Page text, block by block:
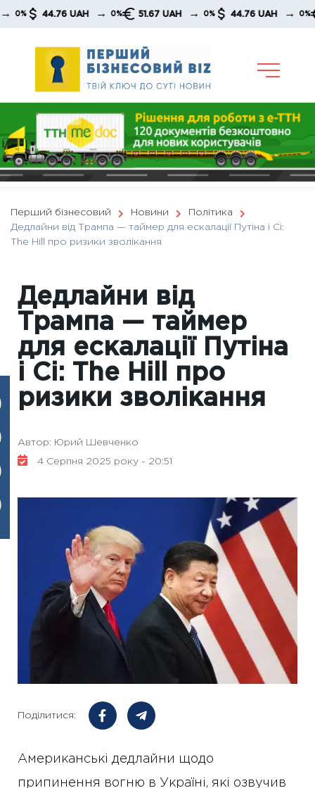
Skip
44.76 UAH → 0% 51.67 UAH → 0% 44.76 UAH → 0%
Перший бізнесовий Новини
Політика
Дедлайни від Трампа — таймер для ескалації Путіна і Сі:
The Hill про ризики зволікання
Дедлайни від
Трампа — таймер
для ескалації Путіна
і Сі: The Hill про
ризики зволікання
Автор: Юрий Шевченко
4 Серпня 2025 року - 20:51
Поділитися:
Американські дедлайни щодо
припинення вогню в Україні, які озвучив